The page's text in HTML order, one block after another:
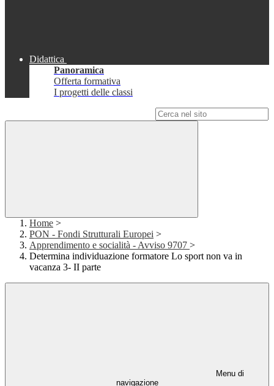
Didattica
Panoramica
Offerta formativa
I progetti delle classi
Home >
PON - Fondi Strutturali Europei >
Apprendimento e socialità - Avviso 9707 >
Determina individuazione formatore Lo sport non va in
vacanza 3- II parte
Menu di
navigazione